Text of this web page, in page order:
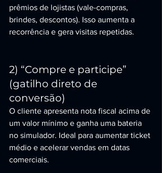
prêmios de lojistas (vale-compras,
brindes, descontos). Isso aumenta a
recorrência e gera visitas repetidas.
2) “Compre e participe”
(gatilho direto de
conversão)
O cliente apresenta nota fiscal acima de
um valor mínimo e ganha uma bateria
no simulador. Ideal para aumentar ticket
médio e acelerar vendas em datas
comerciais.